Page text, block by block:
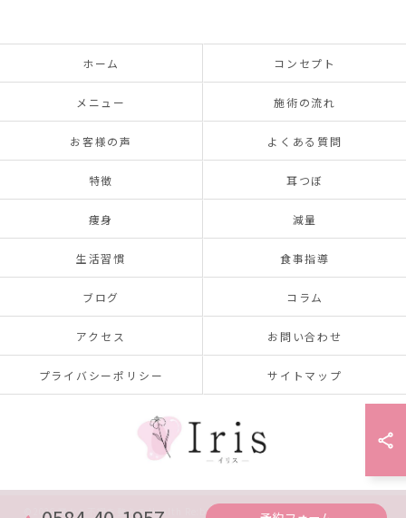
ホーム コンセプト
メニュー 施術の流れ
お客様の声 よくある質問
特徴 耳つぼ
痩身 減量
生活習慣 食事指導
ブログ コラム
アクセス お問い合わせ
プライバシーポリシー サイトマップ
© 2026 耳から不調を整える Health Re:body salon Iris ～イリス～ ALL RIGHTS